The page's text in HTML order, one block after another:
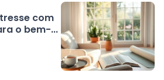
com
o bem-...